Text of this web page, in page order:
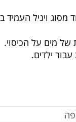
מסוג ויניל
של מים על הכיסוי.
ילדים.